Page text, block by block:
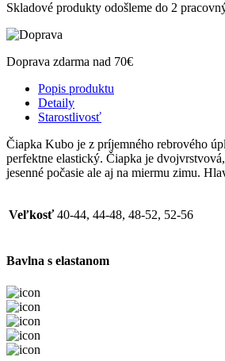
Skladové produkty odošleme do 2
Doprava zdarma nad 70€
Popis produktu
Detaily
Starostlivosť
Čiapka Kubo je z príjemného rebrového
perfektne elastický. Čiapka je
jesenné počasie ale aj na miermu zimu.
Veľkosť 40-44, 44-48, 48-52, 52-56
Bavlna s elastanom